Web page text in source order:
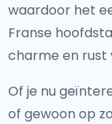
waardoor het
Franse
charme en rust
Of je nu
of gewoon op